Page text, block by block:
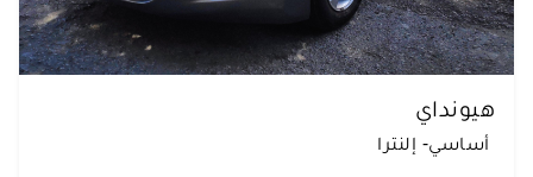
هيونداي
- إلنترا